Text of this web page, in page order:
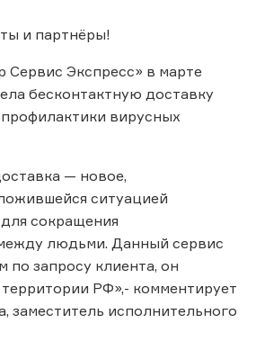
и партнёры!
Сервис Экспресс» в марте
бесконтактную доставку
вирусных
— новое,
ситуацией
сокращения
людьми. Данный сервис
по запросу клиента, он
РФ»,- комментирует
заместитель исполнительного